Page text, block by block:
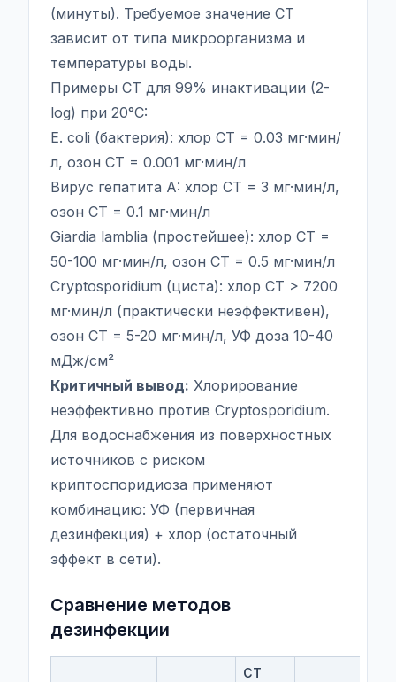
(минуты). Требуемое значение CT
зависит от типа микроорганизма и
температуры воды.
Примеры CT для 99% инактивации (2-
log) при 20°C:
E. coli (бактерия): хлор CT = 0.03 мг·мин/
л, озон CT = 0.001 мг·мин/л
Вирус гепатита A: хлор CT = 3 мг·мин/л,
озон CT = 0.1 мг·мин/л
Giardia lamblia (простейшее): хлор CT =
50-100 мг·мин/л, озон CT = 0.5 мг·мин/л
Cryptosporidium (циста): хлор CT > 7200
мг·мин/л (практически неэффективен),
озон CT = 5-20 мг·мин/л, УФ доза 10-40
мДж/см²
Критичный вывод: Хлорирование
неэффективно против Cryptosporidium.
Для водоснабжения из поверхностных
источников с риском
криптоспоридиоза применяют
комбинацию: УФ (первичная
дезинфекция) + хлор (остаточный
эффект в сети).
Сравнение методов
дезинфекции
CT